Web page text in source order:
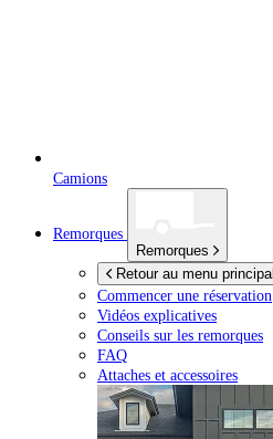
Camions
Remorques
Remorques
Retour au menu principal
Commencer une réservation
Vidéos explicatives
Conseils sur les remorques
FAQ
Attaches et accessoires